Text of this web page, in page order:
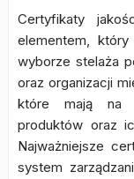
Certyfikaty
elementem,
wyborze stelaża
oraz organizacji
które mają na
produktów oraz
Najważniejsze
system